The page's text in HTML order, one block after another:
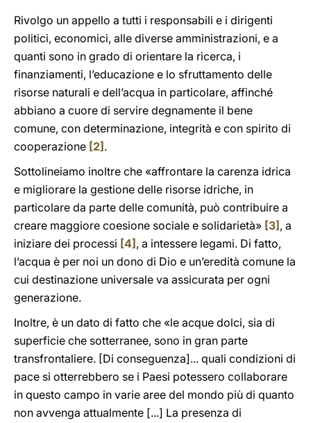
Rivolgo un appello a tutti i responsabili e i dirigenti
politici, economici, alle diverse amministrazioni, e a
quanti sono in grado di orientare la ricerca, i
finanziamenti, l’educazione e lo sfruttamento delle
risorse naturali e dell’acqua in particolare, affinché
abbiano a cuore di servire degnamente il bene
comune, con determinazione, integrità e con spirito di
cooperazione [2] .
Sottolineiamo inoltre che «affrontare la carenza idrica
e migliorare la gestione delle risorse idriche, in
particolare da parte delle comunità, può contribuire a
creare maggiore coesione sociale e solidarietà» [3] , a
iniziare dei processi [4] , a intessere legami. Di fatto,
l’acqua è per noi un dono di Dio e un’eredità comune la
cui destinazione universale va assicurata per ogni
generazione.
Inoltre, è un dato di fatto che «le acque dolci, sia di
superficie che sotterranee, sono in gran parte
transfrontaliere. [Di conseguenza]... quali condizioni di
pace si otterrebbero se i Paesi potessero collaborare
in questo campo in varie aree del mondo più di quanto
non avvenga attualmente [...] La presenza di